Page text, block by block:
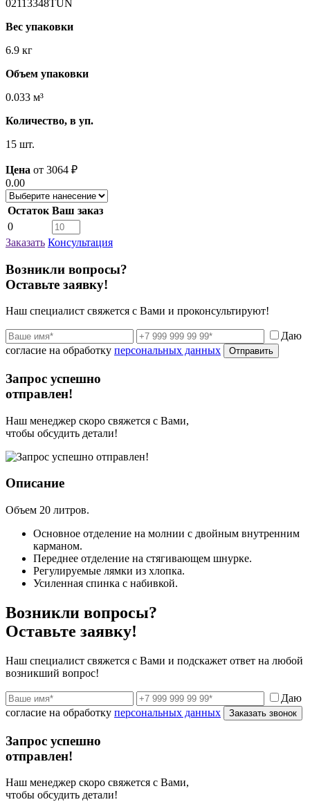
02113348TUN
Вес упаковки
6.9 кг
Объем упаковки
0.033 м³
Количество, в уп.
15 шт.
Цена от 3064 ₽
0.00
Остаток Ваш заказ
0
Заказать Консультация
Возникли вопросы?
Оставьте заявку!
Наш специалист свяжется с Вами и проконсультируют!
Даю
согласие на обработку персональных данных Отправить
Запрос успешно
отправлен!
Наш менеджер скоро свяжется с Вами,
чтобы обсудить детали!
Описание
Объем 20 литров.
Основное отделение на молнии с двойным внутренним
карманом.
Переднее отделение на стягивающем шнурке.
Регулируемые лямки из хлопка.
Усиленная спинка с набивкой.
Возникли вопросы?
Оставьте заявку!
Наш специалист свяжется с Вами и подскажет ответ на любой
возникший вопрос!
Даю
согласие на обработку персональных данных Заказать звонок
Запрос успешно
отправлен!
Наш менеджер скоро свяжется с Вами,
чтобы обсудить детали!